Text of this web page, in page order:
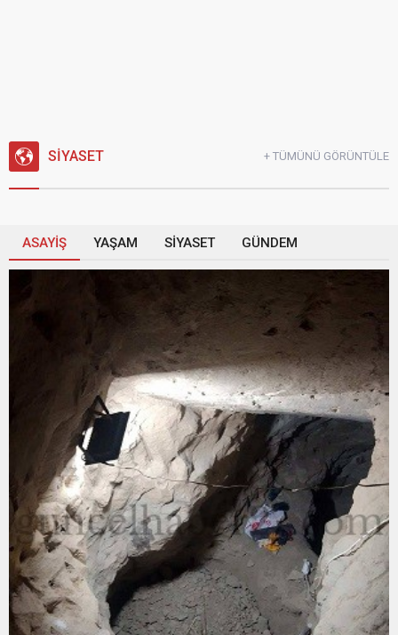
SİYASET + TÜMÜNÜ GÖRÜNTÜLE
ASAYİŞ YAŞAM SİYASET GÜNDEM